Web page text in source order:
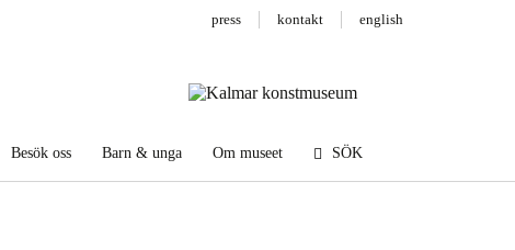
press kontakt english
Besök oss Barn & unga Om museet SÖK